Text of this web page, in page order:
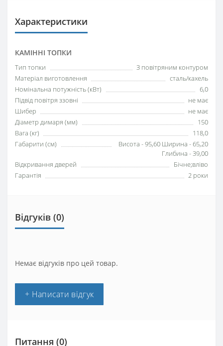
Характеристики
КАМІННІ ТОПКИ
Тип топки
З повітряним контуром
Матеріал виготовлення
сталь/кахель
Номінальна потужність (кВт)
6,0
Підвід повітря ззовні
не має
Шибер
не має
Діаметр димаря (мм)
150
Вага (кг)
118,0
Габарити (см)
Висота - 95,60 Ширина - 65,20
Глибина - 39,00
Відкривання дверей
Бічне;вліво
Гарантія
2 роки
Відгуків (0)
Немає відгуків про цей товар.
+ Написати відгук
Питання (0)